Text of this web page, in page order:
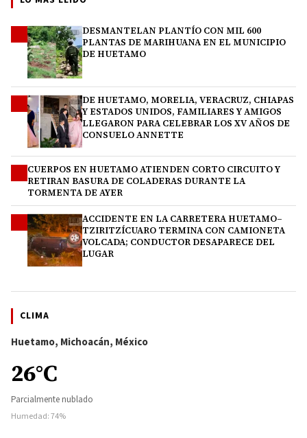
DESMANTELAN PLANTÍO CON MIL 600
PLANTAS DE MARIHUANA EN EL MUNICIPIO
DE HUETAMO
DE HUETAMO, MORELIA, VERACRUZ, CHIAPAS
Y ESTADOS UNIDOS, FAMILIARES Y AMIGOS
LLEGARON PARA CELEBRAR LOS XV AÑOS DE
CONSUELO ANNETTE
CUERPOS EN HUETAMO ATIENDEN CORTO CIRCUITO Y
RETIRAN BASURA DE COLADERAS DURANTE LA
TORMENTA DE AYER
ACCIDENTE EN LA CARRETERA HUETAMO–
TZIRITZÍCUARO TERMINA CON CAMIONETA
VOLCADA; CONDUCTOR DESAPARECE DEL
LUGAR
CLIMA
Huetamo, Michoacán, México
26°C
Parcialmente nublado
Humedad: 74%